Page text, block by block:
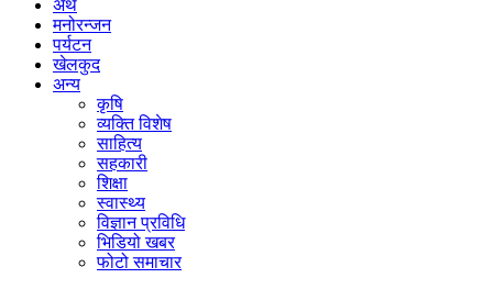
अर्थ
मनोरन्जन
पर्यटन
खेलकुद
अन्य
कृषि
व्यक्ति विशेष
साहित्य
सहकारी
शिक्षा
स्वास्थ्य
विज्ञान प्रविधि
भिडियो खबर
फोटो समाचार